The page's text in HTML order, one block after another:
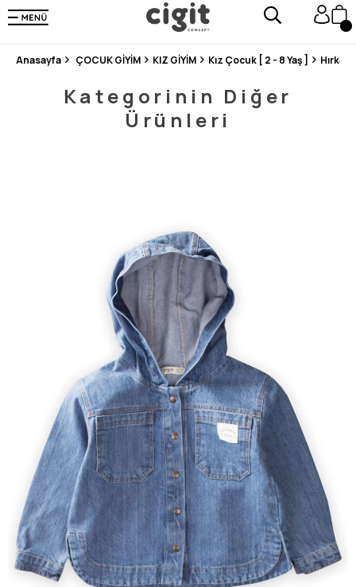
250.000'DEN FAZLA DEĞERLENDİRMEDE 5 ÜZERİNDEN 4.8 PUAN ALDI ⭐⭐⭐⭐⭐
3 MİLYONDAN FAZLA MUTLU MÜŞTERİ ❤️ 10 MİLYON ÜRÜN
Anasayfa ÇOCUK GİYİM KIZ GİYİM Kız Çocuk [ 2 - 8 Yaş ] Hırka/
Kategorinin Diğer
Ürünleri